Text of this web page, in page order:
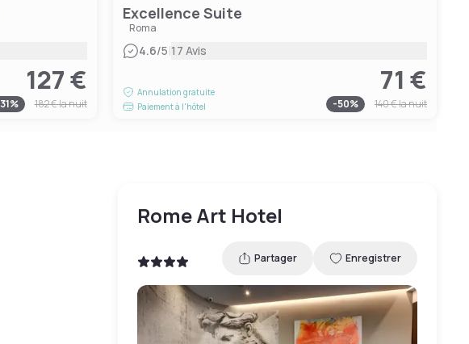
127 €
31% 182 €la nuit
Excellence Suite
Roma
4.6/5|17 Avis
Annulation gratuite
Paiement à l'hôtel
71 €
-50% 140 €la nuit
Rome Art Hotel
Partager Enregistrer